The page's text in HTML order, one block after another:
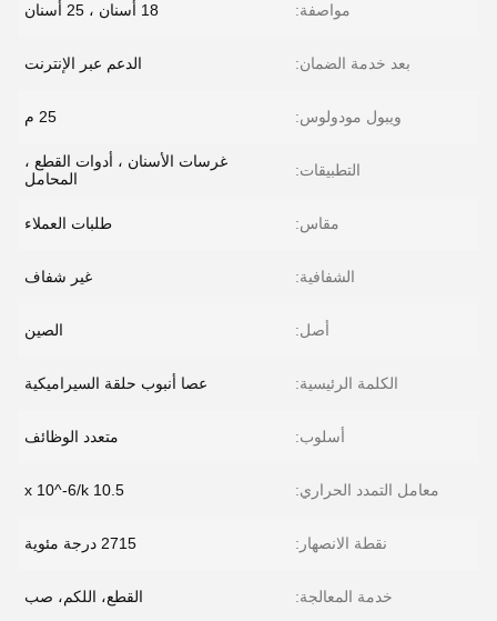
مواصفة: 18 أسنان ، 25 أسنان
بعد خدمة الضمان: الدعم عبر الإنترنت
ويبول مودولوس: 25 م
التطبيقات:
غرسات الأسنان ، أدوات القطع ،
المحامل
مقاس: طلبات العملاء
الشفافية: غير شفاف
أصل: الصين
الكلمة الرئيسية: عصا أنبوب حلقة السيراميكية
أسلوب: متعدد الوظائف
معامل التمدد الحراري: 10.5 x 10^-6/k
نقطة الانصهار: 2715 درجة مئوية
خدمة المعالجة: القطع، اللكم، صب